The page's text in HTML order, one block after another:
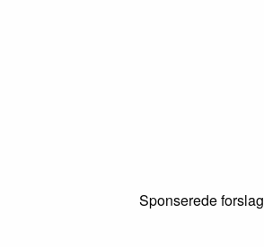
Sponserede forslag